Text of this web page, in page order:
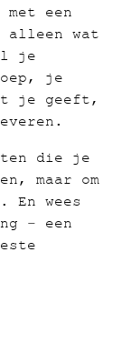
met een
wat
je
je
je geeft,
die je
maar om
En wees
– een